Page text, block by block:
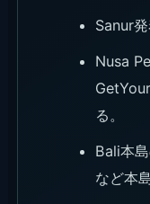
Sanur
Nusa
る。
Bali本
など本